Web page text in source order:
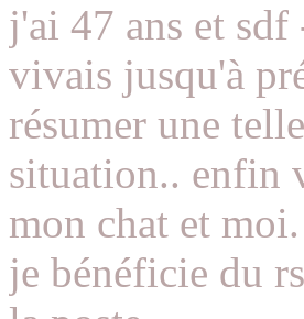
j'ai 47 ans et
vivais jusqu'à
résumer une telle
situation.. enfin
mon chat et moi.
je bénéficie du